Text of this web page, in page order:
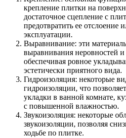
крепление плитки на
достаточное сцепление с
предотвратить ее отслоение
эксплуатации.
Выравнивание: эти
выравнивания неровностей
обеспечивая ровное
эстетически приятного вида.
Гидроизоляция: некоторые
гидроизоляции, что
укладки в ванной комнате,
с повышенной влажностью.
Звукоизоляция: некоторые
звукоизоляции, позволяя
ходьбе по плитке.